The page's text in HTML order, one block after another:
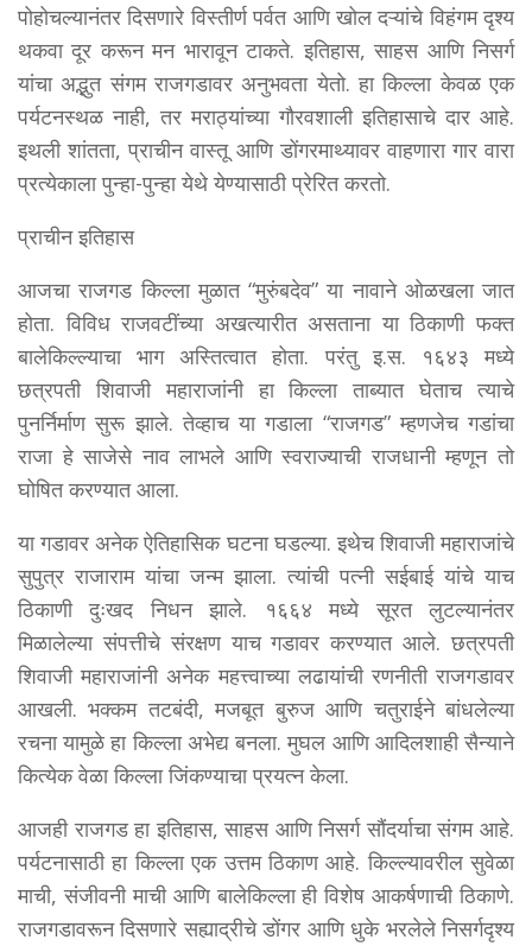
पोहोचल्यानंतर दिसणारे विस्तीर्ण पर्वत आणि खोल दऱ्यांचे विहंगम दृश्य
थकवा दूर करून मन भारावून टाकते. इतिहास, साहस आणि निसर्ग
यांचा अद्भुत संगम राजगडावर अनुभवता येतो. हा किल्ला केवळ एक
पर्यटनस्थळ नाही, तर मराठ्यांच्या गौरवशाली इतिहासाचे दार आहे.
इथली शांतता, प्राचीन वास्तू आणि डोंगरमाथ्यावर वाहणारा गार वारा
प्रत्येकाला पुन्हा-पुन्हा येथे येण्यासाठी प्रेरित करतो.
प्राचीन इतिहास
आजचा राजगड किल्ला मुळात “मुरुंबदेव” या नावाने ओळखला जात
होता. विविध राजवटींच्या अखत्यारीत असताना या ठिकाणी फक्त
बालेकिल्ल्याचा भाग अस्तित्वात होता. परंतु इ.स. १६४३ मध्ये
छत्रपती शिवाजी महाराजांनी हा किल्ला ताब्यात घेताच त्याचे
पुनर्निर्माण सुरू झाले. तेव्हाच या गडाला “राजगड” म्हणजेच गडांचा
राजा हे साजेसे नाव लाभले आणि स्वराज्याची राजधानी म्हणून तो
घोषित करण्यात आला.
या गडावर अनेक ऐतिहासिक घटना घडल्या. इथेच शिवाजी महाराजांचे
सुपुत्र राजाराम यांचा जन्म झाला. त्यांची पत्नी सईबाई यांचे याच
ठिकाणी दुःखद निधन झाले. १६६४ मध्ये सूरत लुटल्यानंतर
मिळालेल्या संपत्तीचे संरक्षण याच गडावर करण्यात आले. छत्रपती
शिवाजी महाराजांनी अनेक महत्त्वाच्या लढायांची रणनीती राजगडावर
आखली. भक्कम तटबंदी, मजबूत बुरुज आणि चतुराईने बांधलेल्या
रचना यामुळे हा किल्ला अभेद्य बनला. मुघल आणि आदिलशाही सैन्याने
कित्येक वेळा किल्ला जिंकण्याचा प्रयत्न केला.
आजही राजगड हा इतिहास, साहस आणि निसर्ग सौंदर्याचा संगम आहे.
पर्यटनासाठी हा किल्ला एक उत्तम ठिकाण आहे. किल्ल्यावरील सुवेळा
माची, संजीवनी माची आणि बालेकिल्ला ही विशेष आकर्षणाची ठिकाणे.
राजगडावरून दिसणारे सह्याद्रीचे डोंगर आणि धुके भरलेले निसर्गदृश्य